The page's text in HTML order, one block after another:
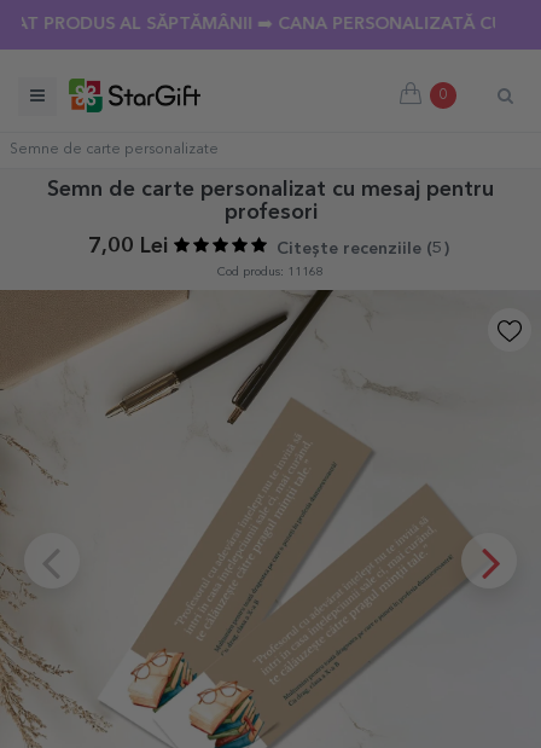
AL SĂPTĂMÂNII ➡️ CANA PERSONALIZATĂ CU 18 POZE
0
Semne de carte personalizate
Semn de carte personalizat cu mesaj pentru
profesori
7,00 Lei
Citește recenziile (5 )
Cod produs: 11168